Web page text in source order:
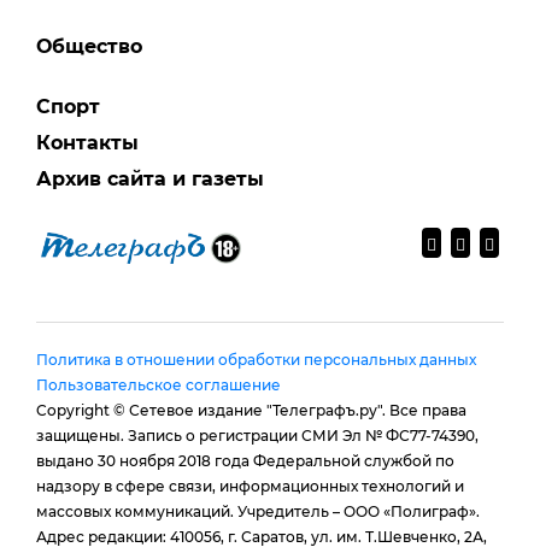
Общество
Спорт
Контакты
Архив сайта и газеты
Политика в отношении обработки персональных данных
Пользовательское соглашение
Copyright © Сетевое издание "Телеграфъ.ру". Все права
защищены. Запись о регистрации СМИ Эл № ФС77-74390,
выдано 30 ноября 2018 года Федеральной службой по
надзору в сфере связи, информационных технологий и
массовых коммуникаций. Учредитель – ООО «Полиграф».
Адрес редакции: 410056, г. Саратов, ул. им. Т.Шевченко, 2А,